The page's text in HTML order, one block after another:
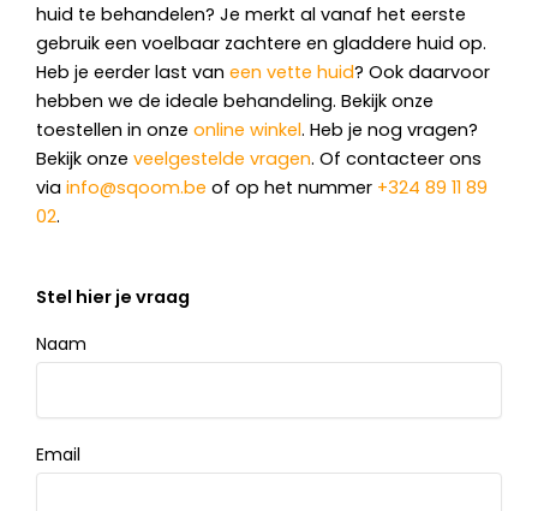
huid te behandelen? Je merkt al vanaf het eerste
gebruik een voelbaar zachtere en gladdere huid op.
Heb je eerder last van een vette huid? Ook daarvoor
hebben we de ideale behandeling. Bekijk onze
toestellen in onze online winkel. Heb je nog vragen?
Bekijk onze veelgestelde vragen. Of contacteer ons
via info@sqoom.be of op het nummer +324 89 11 89
02.
Stel hier je vraag
Naam
Email